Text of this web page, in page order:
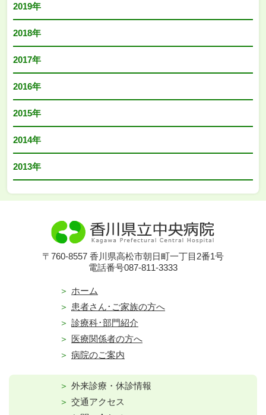
2019年
2018年
2017年
2016年
2015年
2014年
2013年
〒760-8557 香川県高松市朝日町一丁目2番1号
電話番号087-811-3333
ホーム
患者さん･ご家族の方へ
診療科･部門紹介
医療関係者の方へ
病院のご案内
外来診療・休診情報
交通アクセス